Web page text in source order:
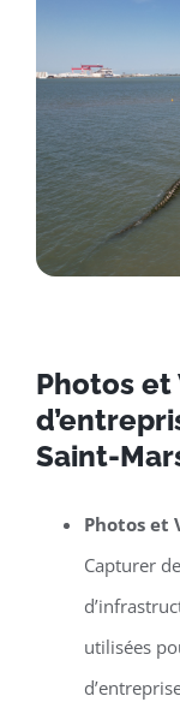
Photos
Saint-
Photos et
Capturer
utilisées